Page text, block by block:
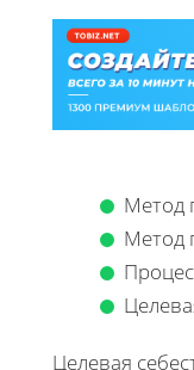
Метод
Метод
Целевая